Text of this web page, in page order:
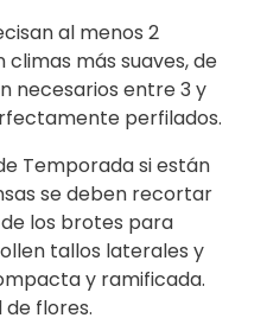
al menos 2
más suaves, de
necesarios entre 3 y
perfilados.
Temporada si están
se deben recortar
los brotes para
tallos laterales y
y ramificada.
flores.